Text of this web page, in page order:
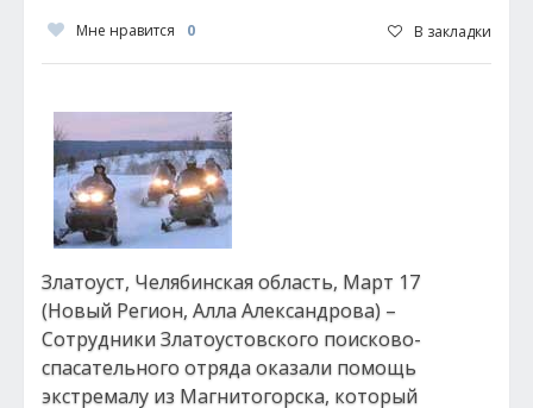
Мне нравится 0 В закладки
Златоуст, Челябинская область, Март 17
(Новый Регион, Алла Александрова) –
Сотрудники Златоустовского поисково-
спасательного отряда оказали помощь
экстремалу из Магнитогорска, который